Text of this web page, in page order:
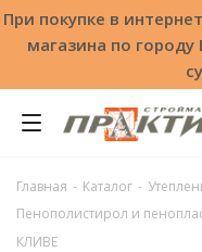
При покупке в
магазина по
Главная - Каталог -
Пенополистирол и
КЛИВЕ